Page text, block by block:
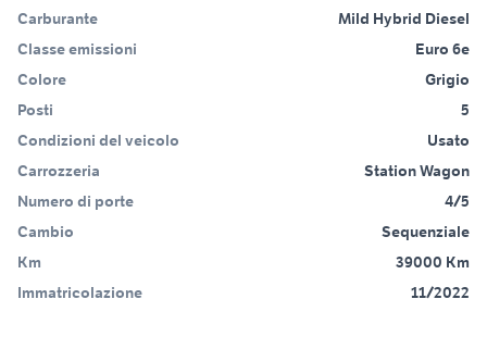
Carburante
Mild Hybrid Diesel
Classe emissioni
Euro 6e
Colore
Grigio
Posti
5
Condizioni del veicolo
Usato
Carrozzeria
Station Wagon
Numero di porte
4/5
Cambio
Sequenziale
Km
39000 Km
Immatricolazione
11/2022